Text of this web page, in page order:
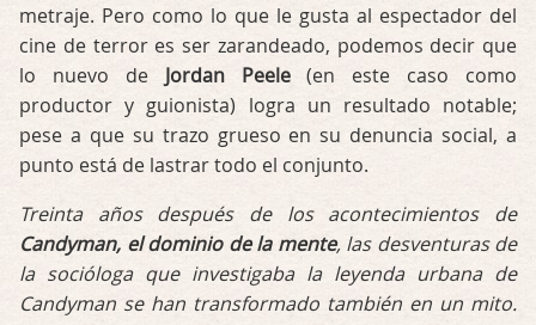
metraje. Pero como lo que le gusta al espectador del
cine de terror es ser zarandeado, podemos decir que
lo nuevo de Jordan Peele(en este caso como
productor y guionista) logra un resultado notable;
pese a que su trazo grueso en su denuncia social, a
punto está de lastrar todo el conjunto.
Treinta años después de los acontecimientos de
Candyman, el dominio de la mente, las desventuras de
la socióloga que investigaba la leyenda urbana de
Candyman se han transformado también en un mito.